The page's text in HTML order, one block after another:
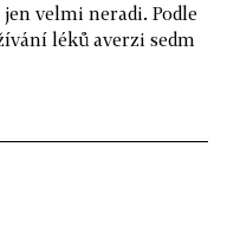
velmi neradi. Podle
léků averzi sedm